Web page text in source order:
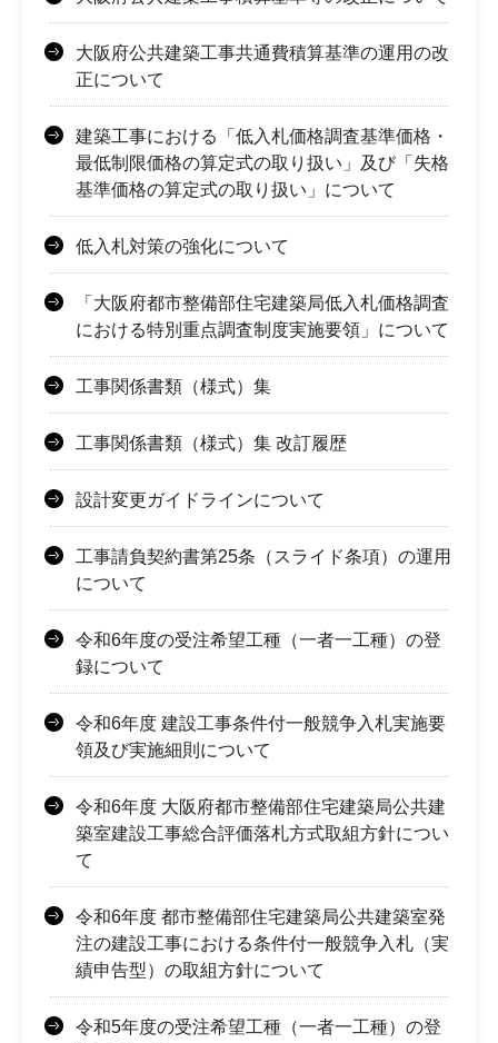
大阪府公共建築工事共通費積算基準の運用の改
正について
建築工事における「低入札価格調査基準価格・
最低制限価格の算定式の取り扱い」及び「失格
基準価格の算定式の取り扱い」について
低入札対策の強化について
「大阪府都市整備部住宅建築局低入札価格調査
における特別重点調査制度実施要領」について
工事関係書類（様式）集
工事関係書類（様式）集 改訂履歴
設計変更ガイドラインについて
工事請負契約書第25条（スライド条項）の運用
について
令和6年度の受注希望工種（一者一工種）の登
録について
令和6年度 建設工事条件付一般競争入札実施要
領及び実施細則について
令和6年度 大阪府都市整備部住宅建築局公共建
築室建設工事総合評価落札方式取組方針につい
て
令和6年度 都市整備部住宅建築局公共建築室発
注の建設工事における条件付一般競争入札（実
績申告型）の取組方針について
令和5年度の受注希望工種（一者一工種）の登